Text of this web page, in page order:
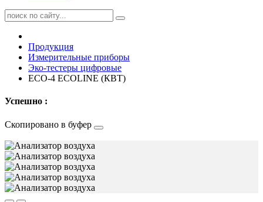
Продукция
Измерительные приборы
Эко-тестеры цифровые
ECO-4 ECOLINE (КВТ)
Успешно :
Скопировано в буфер